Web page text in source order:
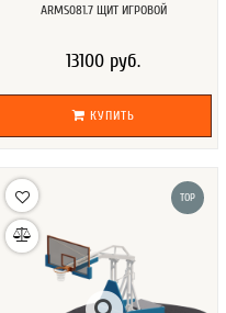
ARMS081.7 ЩИТ ИГРОВОЙ
13100 руб.
КУПИТЬ
TOP